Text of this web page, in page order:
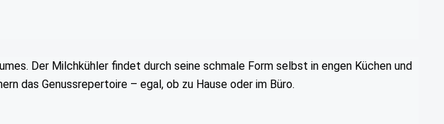
Der Milchkühler findet durch seine schmale Form selbst in engen Küchen und
das Genussrepertoire – egal, ob zu Hause oder im Büro.